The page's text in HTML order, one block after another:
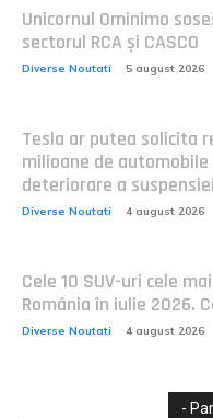
Unicornul Ominimo
sectorul RCA și CASCO
Diverse Noutati 5 august 2026
Tesla ar putea solicita
milioane de
deteriorare a
Diverse Noutati 4 august 2026
Cele 10 SUV-uri cele
România în iulie 2026.
Diverse Noutati 4 august 2026
-